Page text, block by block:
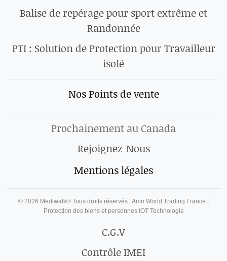
Balise de repérage pour sport extrême et
Randonnée
PTI : Solution de Protection pour Travailleur
isolé
Nos Points de vente
Prochainement au Canada
Rejoignez-Nous
Mentions légales
© 2026 Mediwalk® Tous droits réservés | Amri World Trading France |
Protection des biens et personnes IOT Technologie
C.G.V
Contrôle IMEI